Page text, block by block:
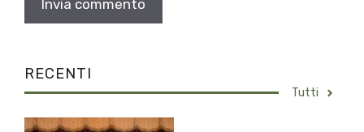
RECENTI
Tutti